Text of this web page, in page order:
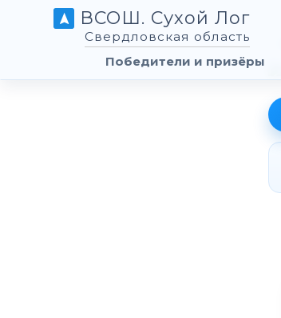
ВСОШ. Сухой Лог
Свердловская область
Победители и призёры